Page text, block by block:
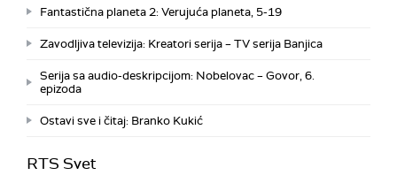
Fantastična planeta 2: Verujuća planeta, 5-19
Zavodljiva televizija: Kreatori serija – TV serija Banjica
Serija sa audio-deskripcijom: Nobelovac – Govor, 6.
epizoda
Ostavi sve i čitaj: Branko Kukić
RTS Svet